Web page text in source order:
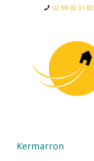
02.98.92.31.82
Kermarron